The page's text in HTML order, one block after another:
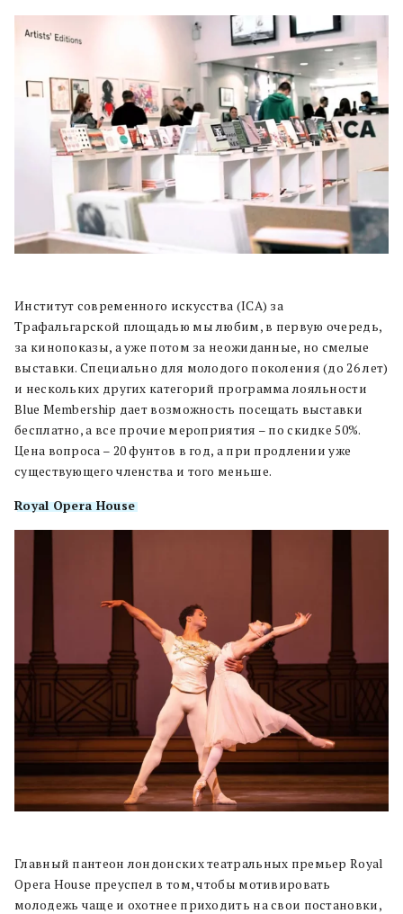
Институт современного искусства (ICA) за
Трафальгарской площадью мы любим, в первую очередь,
за кинопоказы, а уже потом за неожиданные, но смелые
выставки. Специально для молодого поколения (до 26 лет)
и нескольких других категорий программа лояльности
Blue Membership дает возможность посещать выставки
бесплатно, а все прочие мероприятия – по скидке 50%.
Цена вопроса – 20 фунтов в год, а при продлении уже
существующего членства и того меньше.
Royal Opera House
Главный пантеон лондонских театральных премьер Royal
Opera House преуспел в том, чтобы мотивировать
молодежь чаще и охотнее приходить на свои постановки,